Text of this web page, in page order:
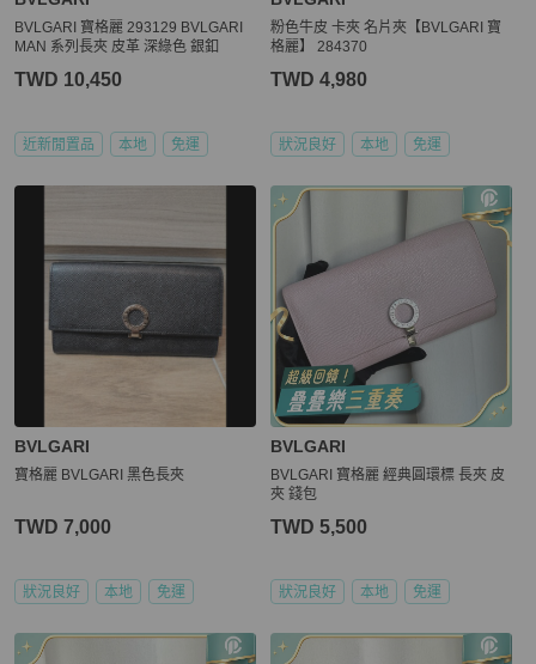
BVLGARI 寶格麗 293129 BVLGARI
MAN 系列長夾 皮革 深綠色 銀釦
TWD 10,450
近新閒置品 本地 免運
粉色牛皮 卡夾 名片夾【BVLGARI 寶
格麗】 284370
TWD 4,980
狀況良好 本地 免運
BVLGARI
寶格麗 BVLGARI 黑色長夾
TWD 7,000
狀況良好 本地 免運
BVLGARI
BVLGARI 寶格麗 經典圓環標 長夾 皮
夾 錢包
TWD 5,500
狀況良好 本地 免運